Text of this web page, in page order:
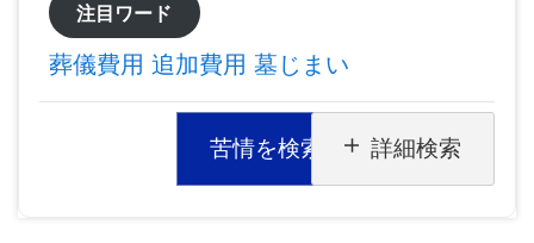
注目ワード
葬儀費用 追加費用 墓じまい
苦情を検索 詳細検索